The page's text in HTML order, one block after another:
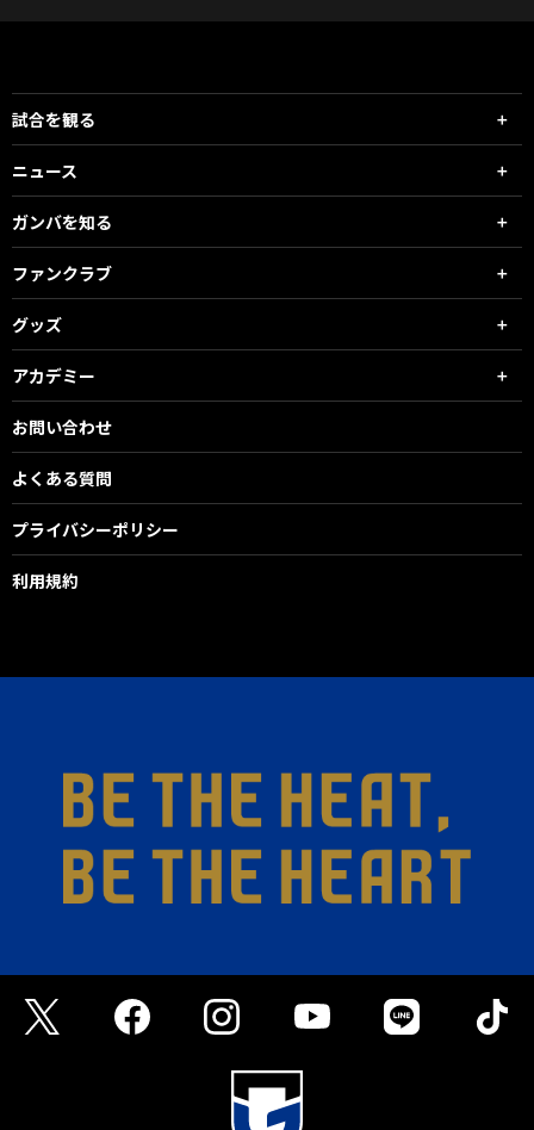
試合を観る
ニュース
ガンバを知る
ファンクラブ
グッズ
アカデミー
お問い合わせ
よくある質問
プライバシーポリシー
利用規約